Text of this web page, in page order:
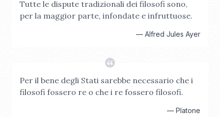
Tutte le dispute tradizionali dei filosofi sono,
per la maggior parte, infondate e infruttuose.
— Alfred Jules Ayer
Per il bene degli Stati sarebbe necessario che i
filosofi fossero re o che i re fossero filosofi.
— Platone